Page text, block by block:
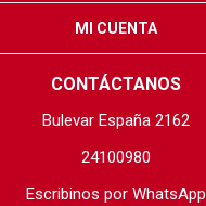
MI CUENTA
CONTÁCTANOS
Bulevar España 2162
24100980
Escribinos por WhatsApp